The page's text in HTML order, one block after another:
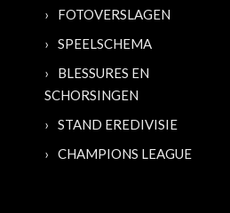
FOTOVERSLAGEN
SPEELSCHEMA
BLESSURES EN
SCHORSINGEN
STAND EREDIVISIE
CHAMPIONS LEAGUE